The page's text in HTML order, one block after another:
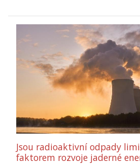
Jsou radioaktivní odpady
faktorem rozvoje jaderné